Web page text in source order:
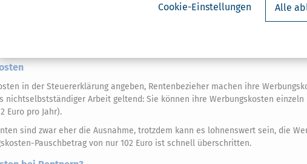
Cookie-Einstellungen Alle
natürlich auch Rentner nur dann zahlen, wenn sie mit ihrem zu versteuernden
beträgt für 2022 9.984 Euro für Ledige bzw. 19.968 Euro für Verheiratete
in der Steuererklärung angeben, Rentenbezieher machen ihre
nichtselbstständiger Arbeit geltend: Sie können ihre Werbungskosten
Euro pro Jahr).
sind zwar eher die Ausnahme, trotzdem kann es lohnenswert sein, die
Pauschbetrag von nur 102 Euro ist schnell überschritten.